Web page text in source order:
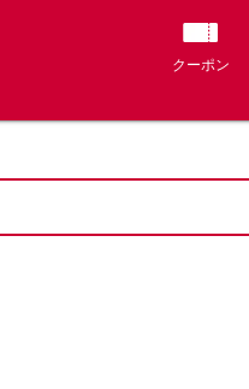
クーポン